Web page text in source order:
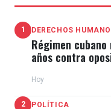
March 23, 2024
En medio de estos
Consejo Nacional
ofreció una rueda de
1 DERECHOS
Régimen
años contra
Hoy
2 POLÍTICA